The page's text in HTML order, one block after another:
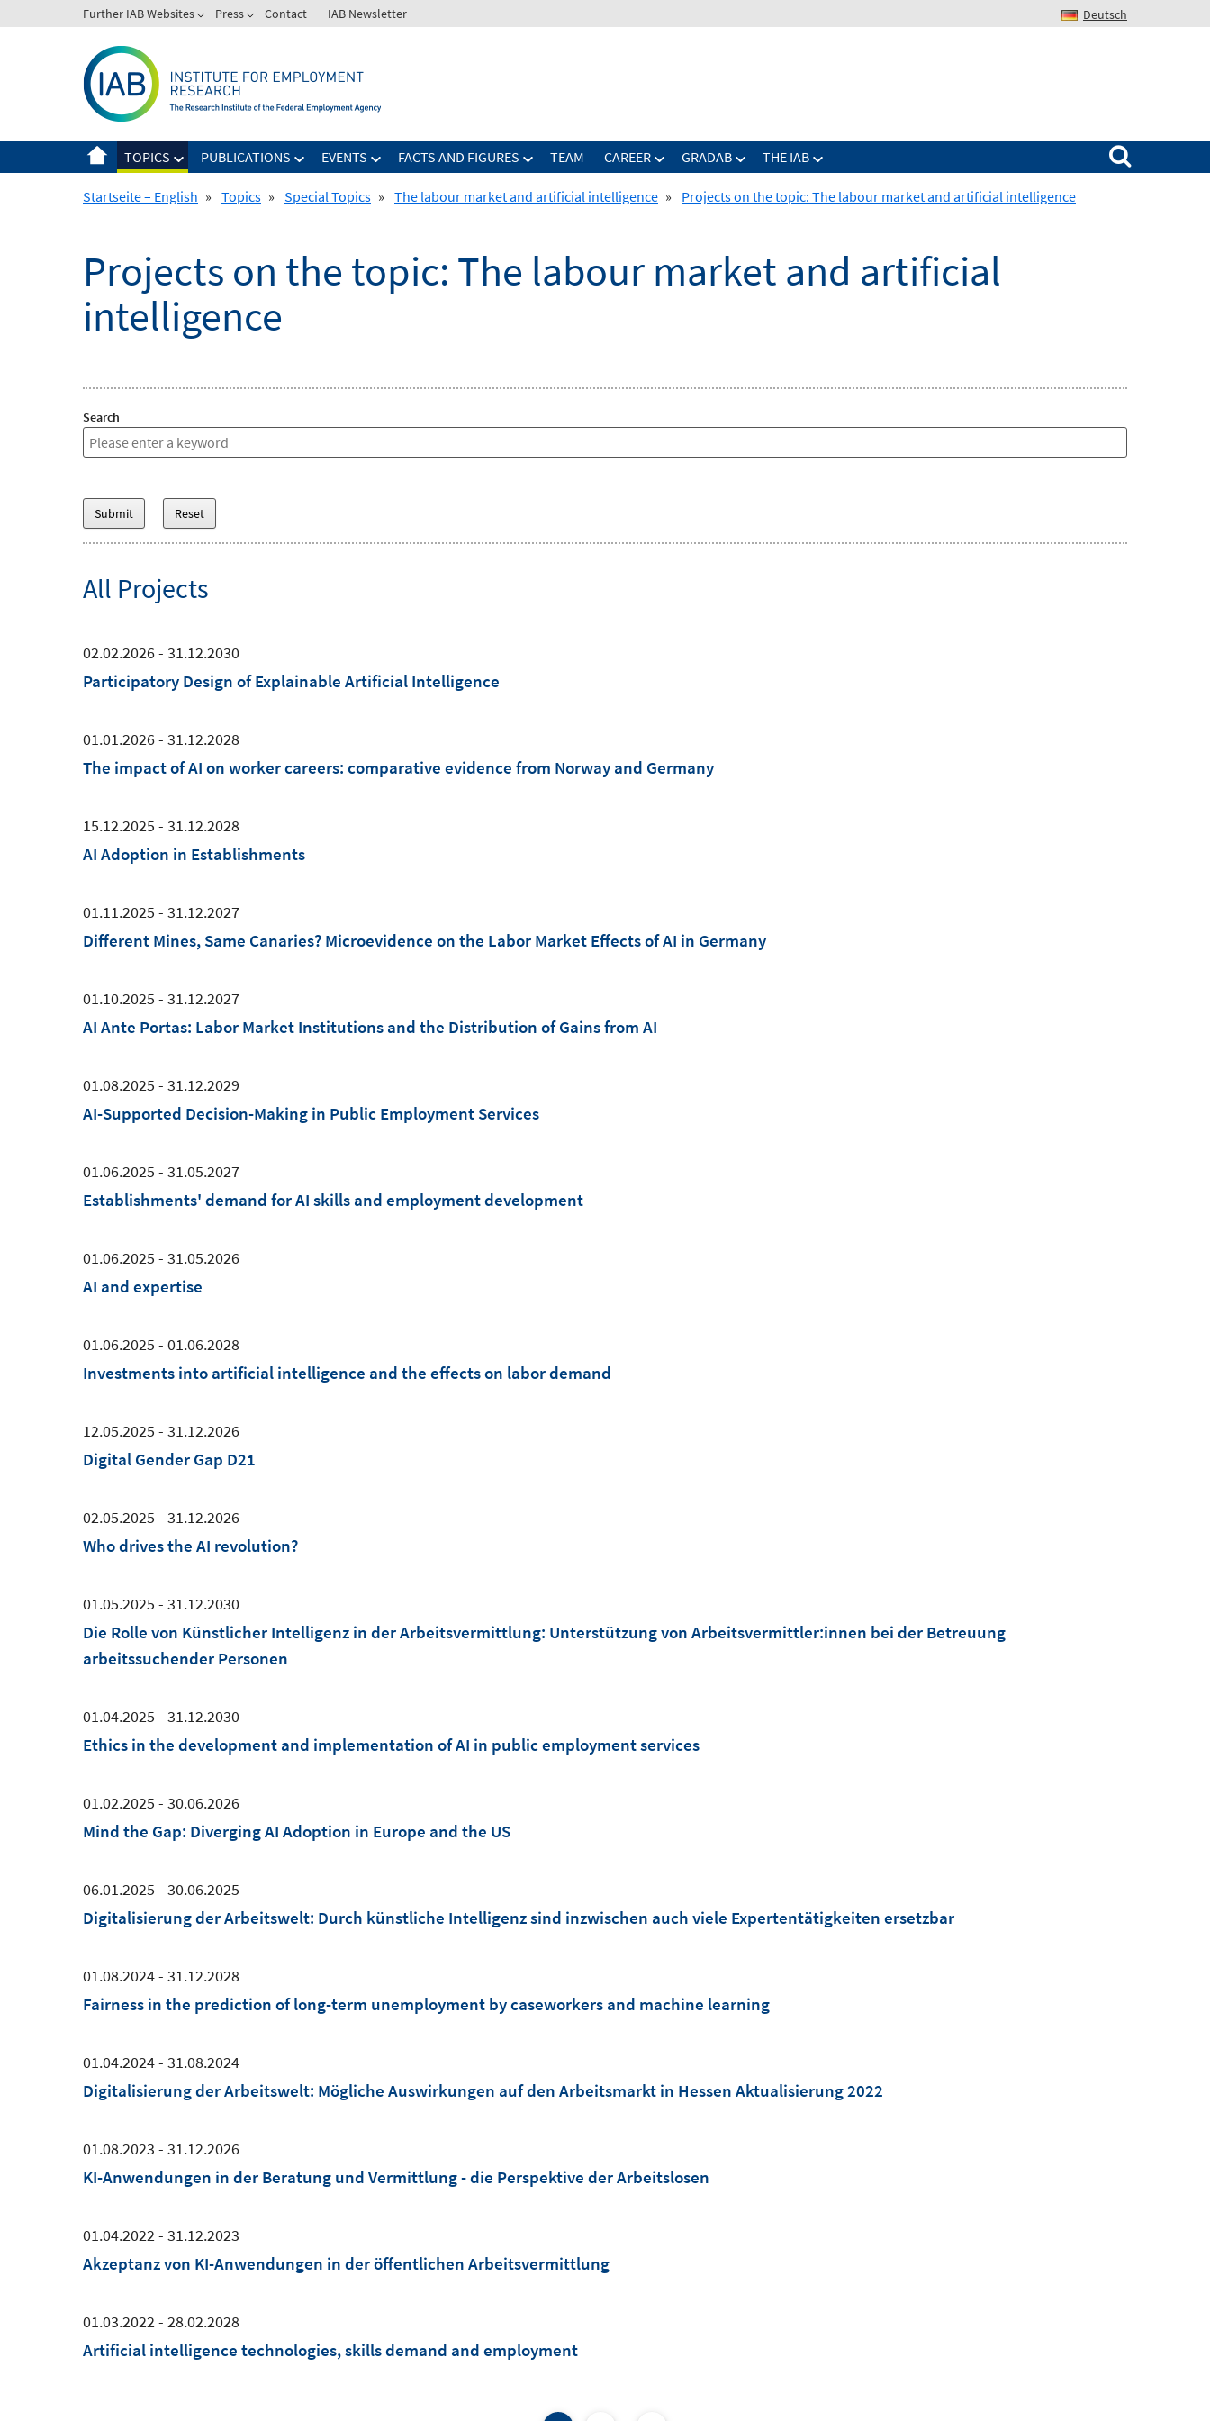
to
Further IAB Websites Press Contact IAB Newsletter Deutsch
TOPICS PUBLICATIONS EVENTS FACTS AND FIGURES TEAM CAREER GRADAB THE IAB
Search for:
Startseite – English » Topics » Special Topics » The labour market and artificial intelligence » Projects on the topic: The labour market and artificial intelligence
Projects on the topic: The labour market and artificial
intelligence
Search
All Projects
02.02.2026 - 31.12.2030
Participatory Design of Explainable Artificial Intelligence
01.01.2026 - 31.12.2028
The impact of AI on worker careers: comparative evidence from Norway and Germany
15.12.2025 - 31.12.2028
AI Adoption in Establishments
01.11.2025 - 31.12.2027
Different Mines, Same Canaries? Microevidence on the Labor Market Effects of AI in Germany
01.10.2025 - 31.12.2027
AI Ante Portas: Labor Market Institutions and the Distribution of Gains from AI
01.08.2025 - 31.12.2029
AI-Supported Decision-Making in Public Employment Services
01.06.2025 - 31.05.2027
Establishments' demand for AI skills and employment development
01.06.2025 - 31.05.2026
AI and expertise
01.06.2025 - 01.06.2028
Investments into artificial intelligence and the effects on labor demand
12.05.2025 - 31.12.2026
Digital Gender Gap D21
02.05.2025 - 31.12.2026
Who drives the AI revolution?
01.05.2025 - 31.12.2030
Die Rolle von Künstlicher Intelligenz in der Arbeitsvermittlung: Unterstützung von Arbeitsvermittler:innen bei der Betreuung
arbeitssuchender Personen
01.04.2025 - 31.12.2030
Ethics in the development and implementation of AI in public employment services
01.02.2025 - 30.06.2026
Mind the Gap: Diverging AI Adoption in Europe and the US
06.01.2025 - 30.06.2025
Digitalisierung der Arbeitswelt: Durch künstliche Intelligenz sind inzwischen auch viele Expertentätigkeiten ersetzbar
01.08.2024 - 31.12.2028
Fairness in the prediction of long-term unemployment by caseworkers and machine learning
01.04.2024 - 31.08.2024
Digitalisierung der Arbeitswelt: Mögliche Auswirkungen auf den Arbeitsmarkt in Hessen Aktualisierung 2022
01.08.2023 - 31.12.2026
KI-Anwendungen in der Beratung und Vermittlung - die Perspektive der Arbeitslosen
01.04.2022 - 31.12.2023
Akzeptanz von KI-Anwendungen in der öffentlichen Arbeitsvermittlung
01.03.2022 - 28.02.2028
Artificial intelligence technologies, skills demand and employment